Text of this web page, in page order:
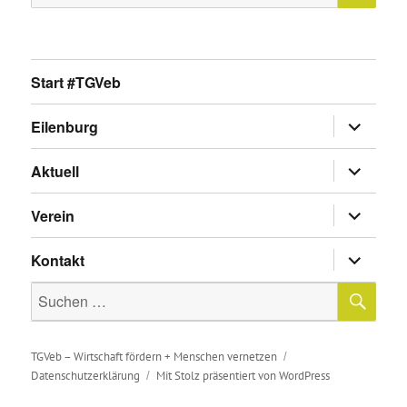
nach:
Start #TGVeb
Eilenburg
anzeigen
Aktuell
anzeigen
Verein
anzeigen
Kontakt
anzeigen
Suche
nach:
TGVeb – Wirtschaft fördern + Menschen vernetzen
Datenschutzerklärung
Mit Stolz präsentiert von WordPress